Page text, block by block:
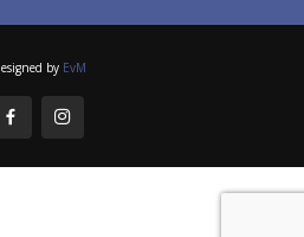
by EvM